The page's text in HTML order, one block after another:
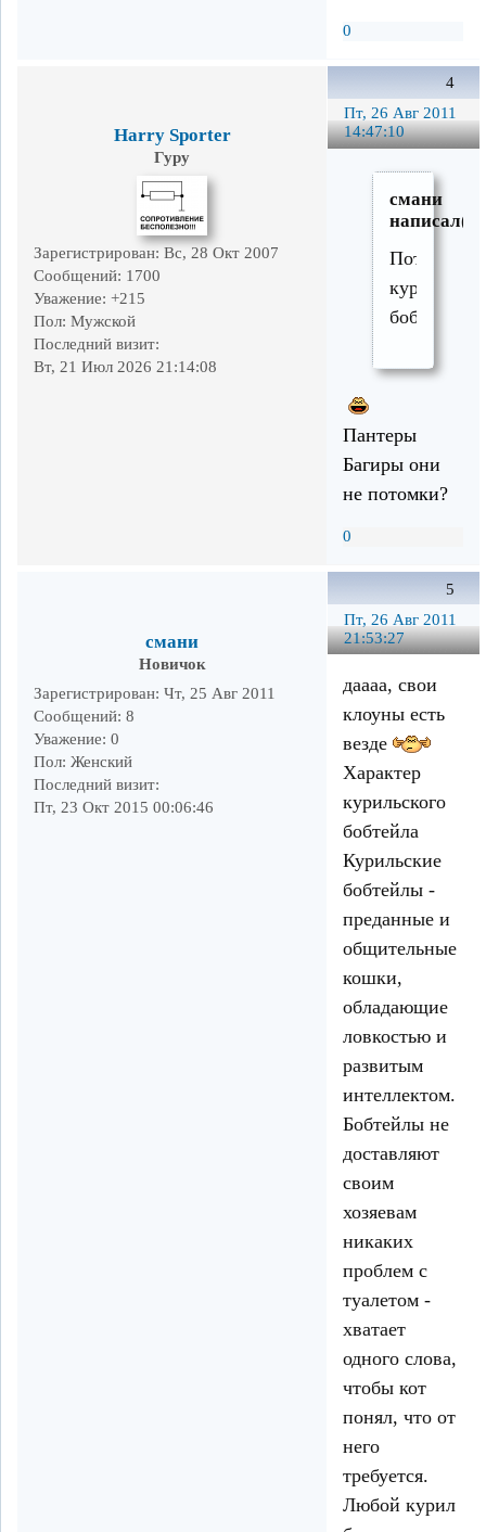
0
4
Пт, 26 Авг 2011
14:47:10
Harry Sporter
Гуру
Зарегистрирован: Вс, 28 Окт 2007
Сообщений: 1700
Уважение: +215
Пол: Мужской
Последний визит:
Вт, 21 Июл 2026 21:14:08
смани
Потомки
курильских
бобтейлов
Пантеры
Багиры они
не потомки?
0
5
Пт, 26 Авг 2011
21:53:27
смани
Новичок
Зарегистрирован: Чт, 25 Авг 2011
Сообщений: 8
Уважение: 0
Пол: Женский
Последний визит:
Пт, 23 Окт 2015 00:06:46
даааа, свои
клоуны есть
везде
Характер
курильского
бобтейла
Курильские
бобтейлы -
преданные и
общительные
кошки,
обладающие
ловкостью и
развитым
интеллектом.
Бобтейлы не
доставляют
своим
хозяевам
никаких
проблем с
туалетом -
хватает
одного слова,
чтобы кот
понял, что от
него
требуется.
Любой курил